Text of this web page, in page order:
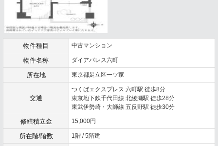
物件種目 中古マンション
物件名称 ダイアパレス六町
所在地 東京都足立区一ツ家
交通
つくばエクスプレス 六町駅 徒歩8分
東京地下鉄千代田線 北綾瀬駅 徒歩28分
東武伊勢崎・大師線 五反野駅 徒歩30分
修繕積立金 15,000円
所在階/階数 1階 / 5階建